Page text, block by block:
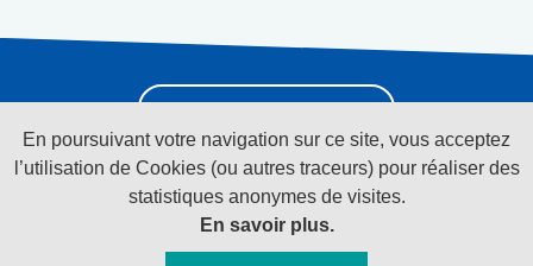
En poursuivant votre navigation sur ce site, vous acceptez
l’utilisation de Cookies (ou autres traceurs) pour réaliser des
statistiques anonymes de visites.
En savoir plus.
Suivez-nous sur les réseaux sociaux
newsletter cliquez ici